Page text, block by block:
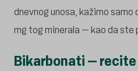
dnevnog unosa, kažimo samo
mg tog minerala – kao da ste
Bikarbonati –